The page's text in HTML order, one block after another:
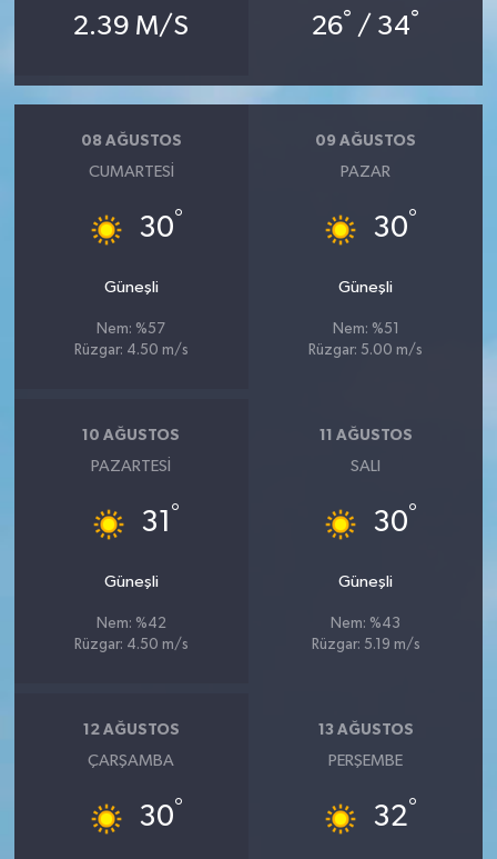
2.39 M/S 26° / 34°
08 AĞUSTOS
CUMARTESI
30°
Güneşli
Nem: %57
Rüzgar: 4.50 m/s
09 AĞUSTOS
PAZAR
30°
Güneşli
Nem: %51
Rüzgar: 5.00 m/s
10 AĞUSTOS
PAZARTESI
31 °
Güneşli
Nem: %42
Rüzgar: 4.50 m/s
11 AĞUSTOS
SALI
30°
Güneşli
Nem: %43
Rüzgar: 5.19 m/s
12 AĞUSTOS
ÇARŞAMBA
30°
13 AĞUSTOS
PERŞEMBE
32°